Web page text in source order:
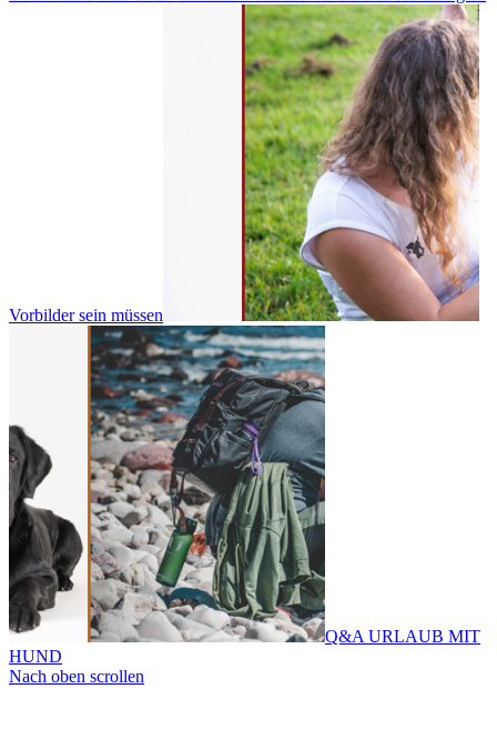
Vorbilder sein müssen
Q&A URLAUB MIT
HUND
Nach oben scrollen